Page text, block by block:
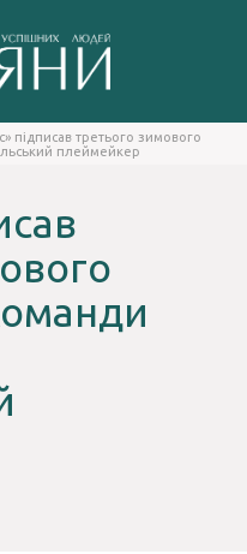
підписав третього зимового
плеймейкер